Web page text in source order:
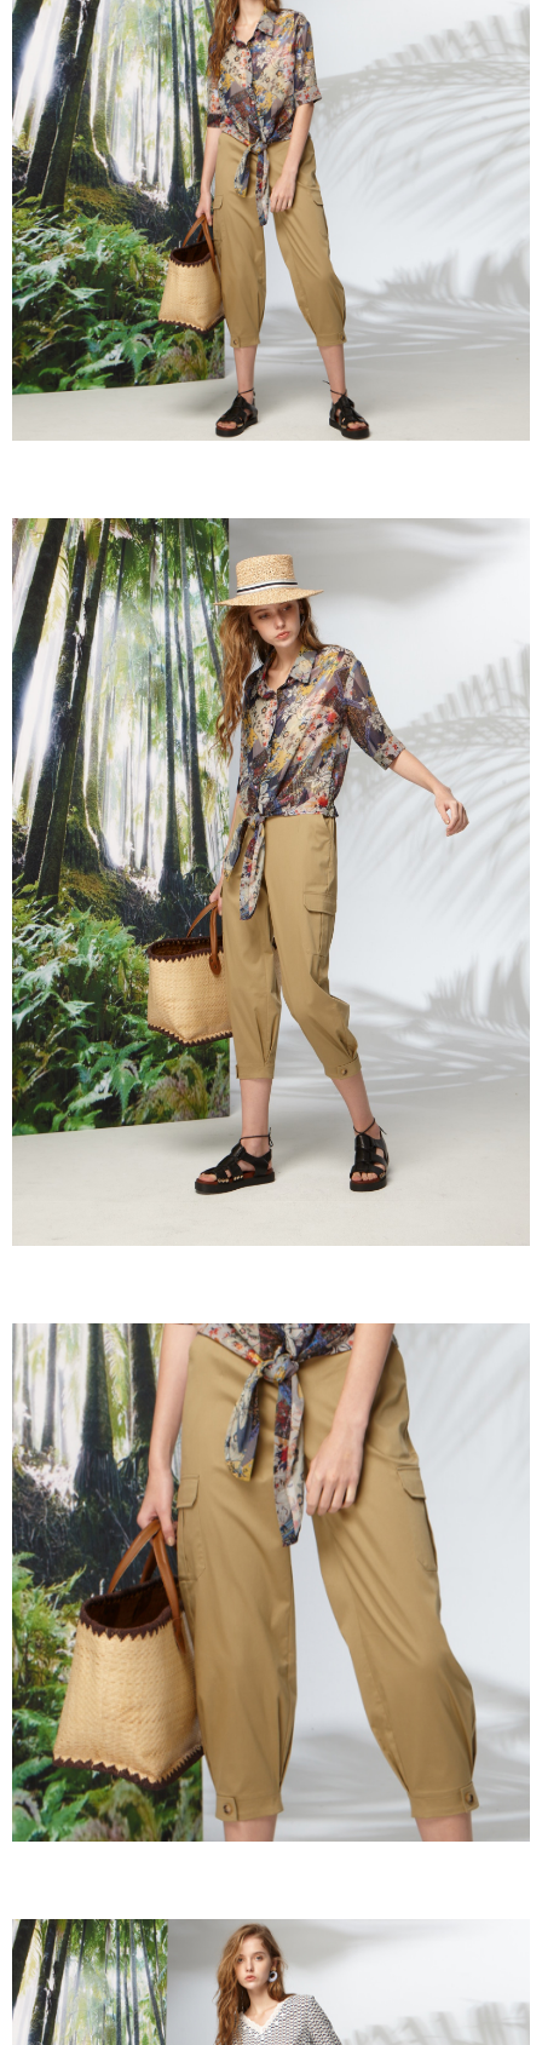
1.分期款項不併入電信帳單，「大哥付你分期」於每月結算日後寄送繳費提
醒簡訊。
2.透過簡訊連結打開帳單後，可選擇「超商條碼／台灣大直營門市／銀行轉
帳／街口支付／iPASS MONEY」等通路繳費。
【注意事項】
1.本服務係由「台灣大哥大股份有限公司」（以下簡稱本公司）所提供，讓
用戶於交易時，得透過本服務購買商品或服務，並由商店將買賣／分期付款
買賣價金債權讓與本公司後，依約使用本公司帳單繳交帳款。
2.基於同意付款使用「大哥付你分期」之契約關係目的，商店將以您的個人
資料（包含姓名、電話或地址）提供予台灣大哥大進項蒐集、處理及利用，
由本公司與您本人進行分期帳單所需資料之確認、核對及更正。
3.完整用戶服務條款，請詳閱以下連結：https://oppay.tw/userRule
【「AFTEE先享後付」結帳流程】
１．於結帳方式選擇「AFTEE先享後付」後，將跳轉至「AFTEE先享後付」
結帳頁面，進行簡訊認證並確認金額後，即可完成結帳。
２．訂單成立數日內，您將收到繳費通知簡訊。
３．收到繳費通知簡訊後14天內，點擊此簡訊中的連結，可透過四大超商／
ATM／網路銀行／等多元方式進行付款，方視為交易完成。
※ 請注意：結帳手續完成當下不需立刻繳費，但若您需要取消訂單，請聯絡
購買商品的店家。未經商家同意取消之訂單仍視為有效，需透過AFTEE先享
後付繳納相關費用。
※ 交易是否成功請以「AFTEE先享後付 」之結帳頁面顯示為準，若有關於
是否繳費成功／繳費後需取消欲退款等相關疑問，請聯繫「AFTEE先享後付
客戶支援中心」https://netprotections.freshdesk.com/support/home
【注意事項】
１．透過由恩沛科技股份有限公司提供之「AFTEE先享後付」服務完成之交
易，需依本服務之必要範圍內提供個人資料，並將交易相關給付款項請求債
權轉讓予恩沛科技股份有限公司。
２．關於個人資料處理事宜，請瀏覽以下網址：
https://aftee.tw/terms/#terms3
３．未成年的使用者請事先徵得法定代理人或監護人之同意方可使用
時審查核予不同之上限額度；若仍有額度不足之情形，本公司將視審查結果
請求用戶進行身份認證。
５．嚴禁一人註冊多個帳號或使用他人資訊註冊。若發現惡意使用之情形，
恩沛科技股份有限公司將有權停止該用戶之使用額度並採取法律行動。
每筆NT$120，滿NT$2,000(含以上)免運費
7-11取貨付款
每筆NT$120，滿NT$2,000(含以上)免運費
宅配
每筆NT$120，滿NT$2,000(含以上)免運費